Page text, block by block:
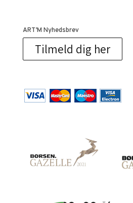
ART’M Nyhedsbrev
Tilmeld dig her